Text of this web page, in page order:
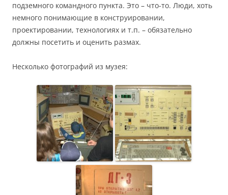
подземного командного пункта. Это – что-то. Люди, хоть
немного понимающие в конструировании,
проектировании, технологиях и т.п. – обязательно
должны посетить и оценить размах.
Несколько фотографий из музея: